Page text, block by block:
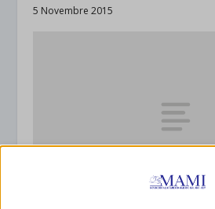
5 Novembre 2015